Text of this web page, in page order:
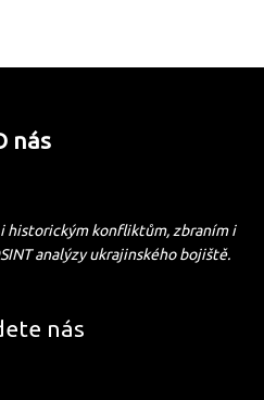
nás
historickým konfliktům, zbraním i
analýzy ukrajinského bojiště.
nás